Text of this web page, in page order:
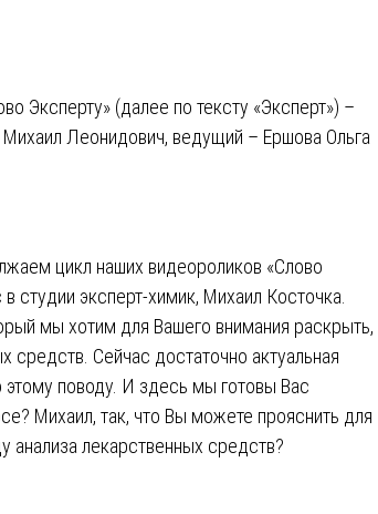
Эксперту» (далее по тексту «Эксперт») –
Михаил Леонидович, ведущий – Ершова Ольга
цикл наших видеороликов «Слово
студии эксперт-химик, Михаил Косточка.
мы хотим для Вашего внимания раскрыть,
средств. Сейчас достаточно актуальная
поводу. И здесь мы готовы Вас
Михаил, так, что Вы можете прояснить для
анализа лекарственных средств?